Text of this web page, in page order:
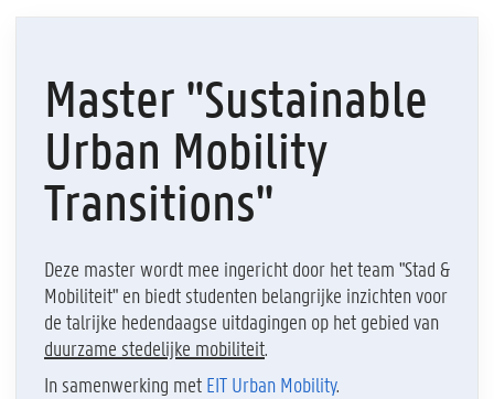
Master "Sustainable
Urban Mobility
Transitions"
Deze master wordt mee ingericht door het team "Stad &
Mobiliteit" en biedt studenten belangrijke inzichten voor
de talrijke hedendaagse uitdagingen op het gebied van
duurzame stedelijke mobiliteit.
In samenwerking met EIT Urban Mobility.